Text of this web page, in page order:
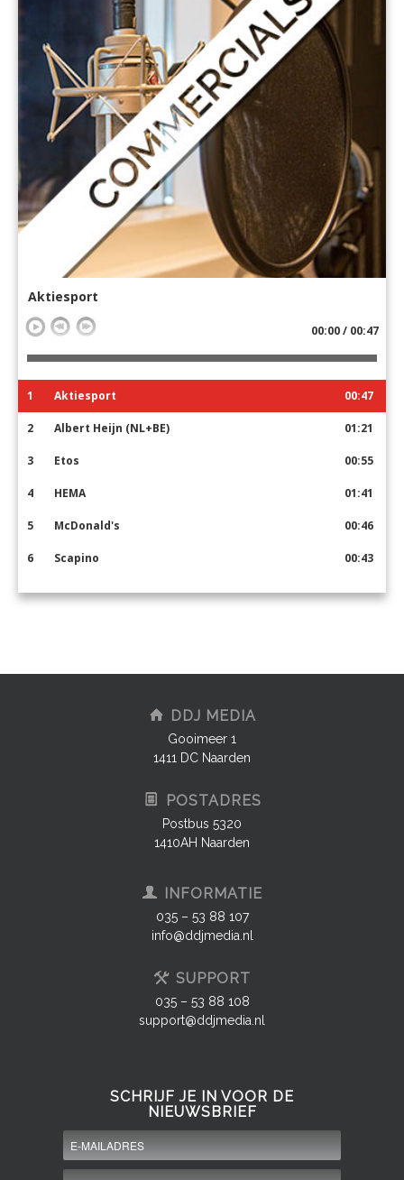
Aktiesport
00:00 / 00:47
1 00:47
Aktiesport
2 01:21
Albert Heijn (NL+BE)
3 00:55
Etos
4 01:41
HEMA
5 00:46
McDonald's
6 00:43
Scapino
DDJ MEDIA
Gooimeer 1
1411 DC Naarden
POSTADRES
Postbus 5320
1410AH Naarden
INFORMATIE
035 – 53 88 107
info@ddjmedia.nl
SUPPORT
035 – 53 88 108
support@ddjmedia.nl
SCHRIJF JE IN VOOR DE
NIEUWSBRIEF